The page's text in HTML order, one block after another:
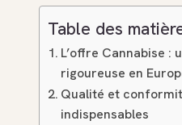
Table des
L’offre Cannabise :
rigoureuse en
Qualité et
indispensables